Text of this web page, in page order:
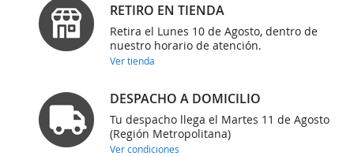
RETIRO EN TIENDA
Retira el Lunes 10 de Agosto, dentro de
nuestro horario de atención.
Ver tienda
DESPACHO A DOMICILIO
Tu despacho llega el Martes 11 de Agosto
(Región Metropolitana)
Ver condiciones